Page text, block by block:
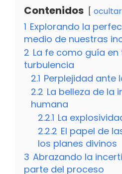
Contenidos ocultar
1 Explorando la
medio de nuestras
2 La fe como guía
turbulencia
2.1 Perplejidad ante
2.2 La belleza de la
humana
2.2.1 La
2.2.2 El papel de
los planes divinos
3 Abrazando la
parte del proceso